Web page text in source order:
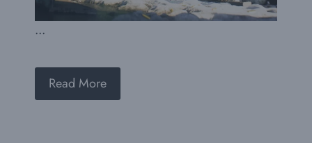
...
Read More